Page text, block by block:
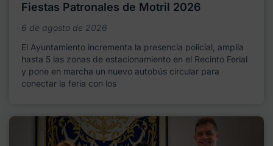
Fiestas Patronales de Motril 2026
6 de agosto de 2026
El Ayuntamiento incrementa la presencia policial, amplía
hasta 5 las zonas de estacionamiento en el Recinto Ferial
y pone en marcha un nuevo autobús circular para
conectar la feria con los